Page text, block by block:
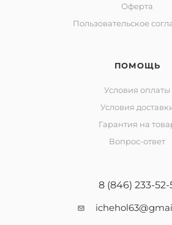
Оферта
Пользовательское
ПОМОЩЬ
Условия оплаты
Условия
Гарантия на
Вопрос-ответ
8 (846) 233-52-